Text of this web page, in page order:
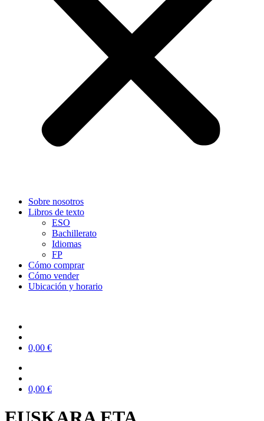
Sobre nosotros
Libros de texto
ESO
Bachillerato
Idiomas
FP
Cómo comprar
Cómo vender
Ubicación y horario
0,00 €
0,00 €